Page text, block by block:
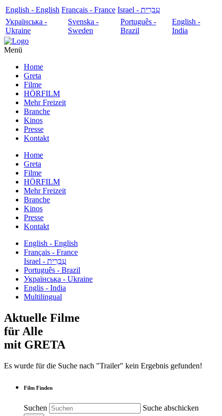
English - English Français - France
עִבְרִית - Israel
Українська -
Ukraine
Svenska -
Sweden
Português -
Brazil
English -
India
Menü
Home
Greta
Filme
HÖRFILM
Mehr Freizeit
Branche
Kinos
Presse
Kontakt
Home
Greta
Filme
HÖRFILM
Mehr Freizeit
Branche
Kinos
Presse
Kontakt
English - English
Français - France
עִבְרִית - Israel
Português - Brazil
Українська - Ukraine
Englis - India
Multilingual
Aktuelle Filme
für Alle
mit GRETA
Es wurde für die Suche nach "Trailer" kein Ergebnis gefunden!
Film Finden
Suchen Suche abschicken